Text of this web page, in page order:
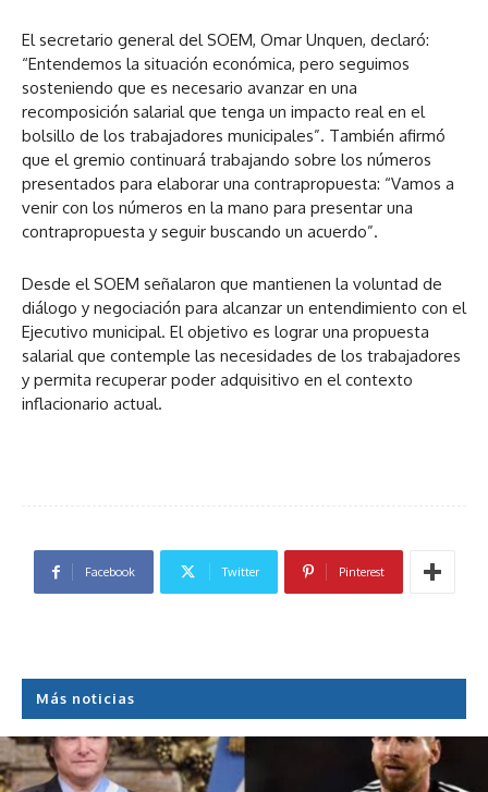
El secretario general del SOEM, Omar Unquen, declaró:
“Entendemos la situación económica, pero seguimos
sosteniendo que es necesario avanzar en una
recomposición salarial que tenga un impacto real en el
bolsillo de los trabajadores municipales”. También afirmó
que el gremio continuará trabajando sobre los números
presentados para elaborar una contrapropuesta: “Vamos a
venir con los números en la mano para presentar una
contrapropuesta y seguir buscando un acuerdo”.
Desde el SOEM señalaron que mantienen la voluntad de
diálogo y negociación para alcanzar un entendimiento con el
Ejecutivo municipal. El objetivo es lograr una propuesta
salarial que contemple las necesidades de los trabajadores
y permita recuperar poder adquisitivo en el contexto
inflacionario actual.
Facebook Twitter Pinterest
Más noticias